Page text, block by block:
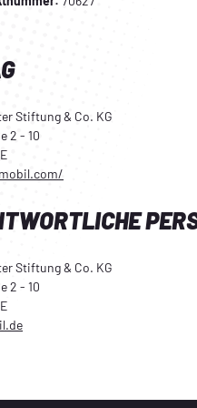
Stiftung & Co. KG
2 - 10
Stiftung & Co. KG
2 - 10